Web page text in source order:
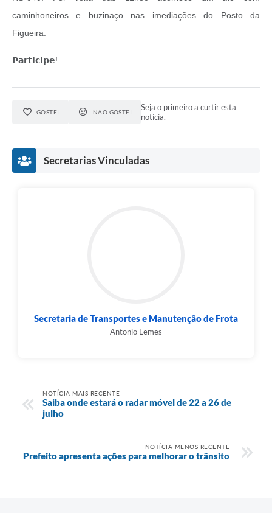
caminhoneiros e buzinaço nas imediações do Posto da
Figueira.
𝗣𝗮𝗿𝘁𝗶𝗰𝗶𝗽𝗲!
GOSTEI NÃO GOSTEI
Seja o primeiro a curtir esta
notícia.
Secretarias Vinculadas
Secretaria de Transportes e Manutenção de Frota
Antonio Lemes
NOTÍCIA MAIS RECENTE
Saiba onde estará o radar móvel de 22 a 26 de
julho
NOTÍCIA MENOS RECENTE
Prefeito apresenta ações para melhorar o trânsito